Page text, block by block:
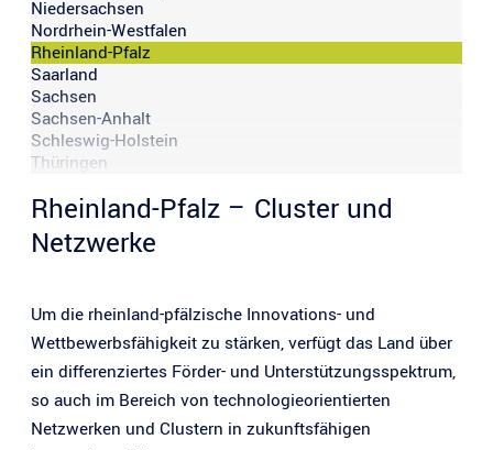
Niedersachsen
Nordrhein-Westfalen
Rheinland-Pfalz
Saarland
Sachsen
Sachsen-Anhalt
Schleswig-Holstein
Thüringen
Rheinland-Pfalz – Cluster und
Netzwerke
Um die rheinland-pfälzische Innovations- und
Wettbewerbsfähigkeit zu stärken, verfügt das Land über
ein differenziertes Förder- und Unterstützungsspektrum,
so auch im Bereich von technologieorientierten
Netzwerken und Clustern in zukunftsfähigen